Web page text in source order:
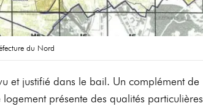
du Nord
et justifié dans le bail. Un complément de
présente des qualités particulières